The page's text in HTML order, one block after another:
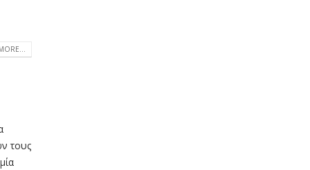
τους